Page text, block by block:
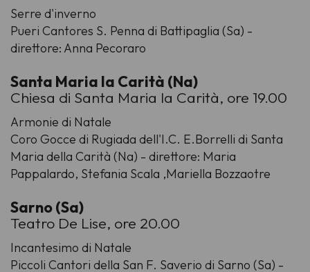
Serre d'inverno
Pueri Cantores S. Penna di Battipaglia (Sa) -
direttore: Anna Pecoraro
Santa Maria la Carità (Na)
Chiesa di Santa Maria la Carità, ore 19.00
Armonie di Natale
Coro Gocce di Rugiada dell'I.C. E.Borrelli di Santa
Maria della Carità (Na) - direttore: Maria
Pappalardo, Stefania Scala ,Mariella Bozzaotre
Sarno (Sa)
Teatro De Lise, ore 20.00
Incantesimo di Natale
Piccoli Cantori della San F. Saverio di Sarno (Sa) -